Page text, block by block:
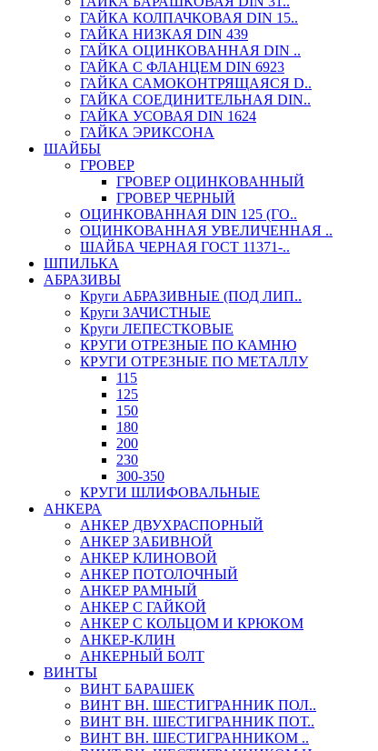
ГАЙКА КОЛПАЧКОВАЯ DIN 15..
ГАЙКА НИЗКАЯ DIN 439
ГАЙКА ОЦИНКОВАННАЯ DIN ..
ГАЙКА С ФЛАНЦЕМ DIN 6923
ГАЙКА САМОКОНТРЯЩАЯСЯ D..
ГАЙКА СОЕДИНИТЕЛЬНАЯ DIN..
ГАЙКА УСОВАЯ DIN 1624
ГАЙКА ЭРИКСОНА
ШАЙБЫ
ГРОВЕР
ГРОВЕР ОЦИНКОВАННЫЙ
ГРОВЕР ЧЕРНЫЙ
ОЦИНКОВАННАЯ DIN 125 (ГО..
ОЦИНКОВАННАЯ УВЕЛИЧЕННАЯ ..
ШАЙБА ЧЕРНАЯ ГОСТ 11371-..
ШПИЛЬКА
АБРАЗИВЫ
Круги АБРАЗИВНЫЕ (ПОД ЛИП..
Круги ЗАЧИСТНЫЕ
Круги ЛЕПЕСТКОВЫЕ
КРУГИ ОТРЕЗНЫЕ ПО КАМНЮ
КРУГИ ОТРЕЗНЫЕ ПО МЕТАЛЛУ
115
125
150
180
200
230
300-350
КРУГИ ШЛИФОВАЛЬНЫЕ
АНКЕРА
АНКЕР ДВУХРАСПОРНЫЙ
АНКЕР ЗАБИВНОЙ
АНКЕР КЛИНОВОЙ
АНКЕР ПОТОЛОЧНЫЙ
АНКЕР РАМНЫЙ
АНКЕР С ГАЙКОЙ
АНКЕР С КОЛЬЦОМ И КРЮКОМ
АНКЕР-КЛИН
АНКЕРНЫЙ БОЛТ
ВИНТЫ
ВИНТ БАРАШЕК
ВИНТ ВН. ШЕСТИГРАННИК ПОЛ..
ВИНТ ВН. ШЕСТИГРАННИК ПОТ..
ВИНТ ВН. ШЕСТИГРАННИКОМ ..